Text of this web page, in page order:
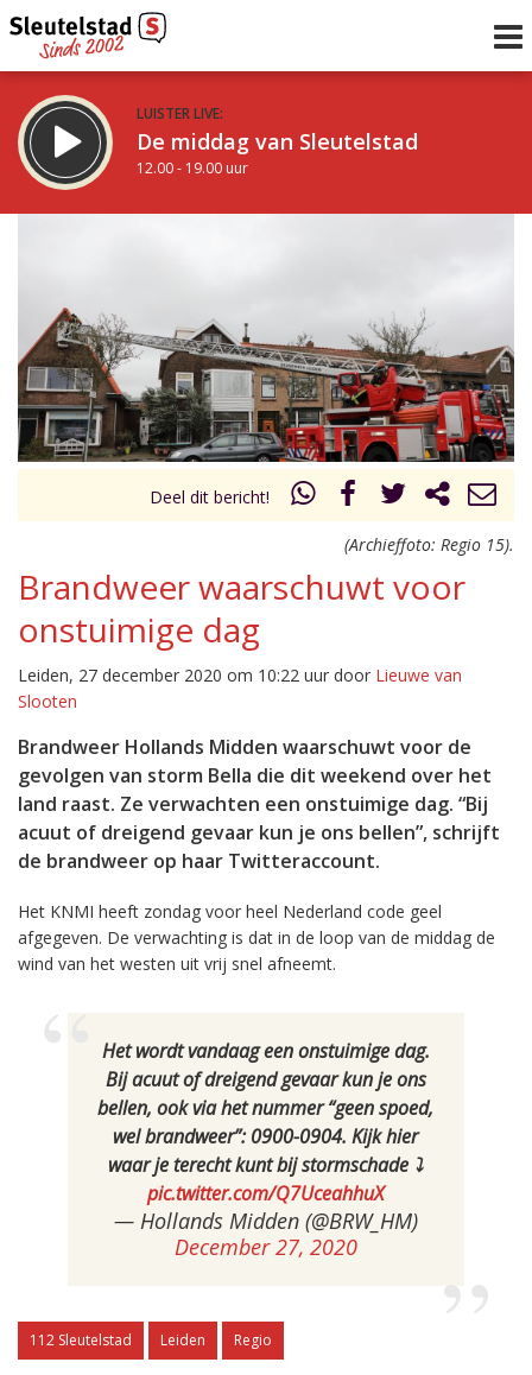
LUISTER LIVE:
De middag van Sleutelstad
12.00 - 19.00 uur
Inklappen
Deel dit bericht!
(Archieffoto: Regio 15).
Brandweer waarschuwt voor
onstuimige dag
Leiden, 27 december 2020 om 10:22 uur door Lieuwe van
Slooten
Brandweer Hollands Midden waarschuwt voor de
gevolgen van storm Bella die dit weekend over het
land raast. Ze verwachten een onstuimige dag. “Bij
acuut of dreigend gevaar kun je ons bellen”, schrijft
de brandweer op haar Twitteraccount.
Het KNMI heeft zondag voor heel Nederland code geel
afgegeven. De verwachting is dat in de loop van de middag de
wind van het westen uit vrij snel afneemt.
Het wordt vandaag een onstuimige dag.
Bij acuut of dreigend gevaar kun je ons
bellen, ook via het nummer “geen spoed,
wel brandweer”: 0900-0904. Kijk hier
waar je terecht kunt bij stormschade ⤵️
pic.twitter.com/Q7UceahhuX
— Hollands Midden (@BRW_HM)
December 27, 2020
112 Sleutelstad Leiden Regio